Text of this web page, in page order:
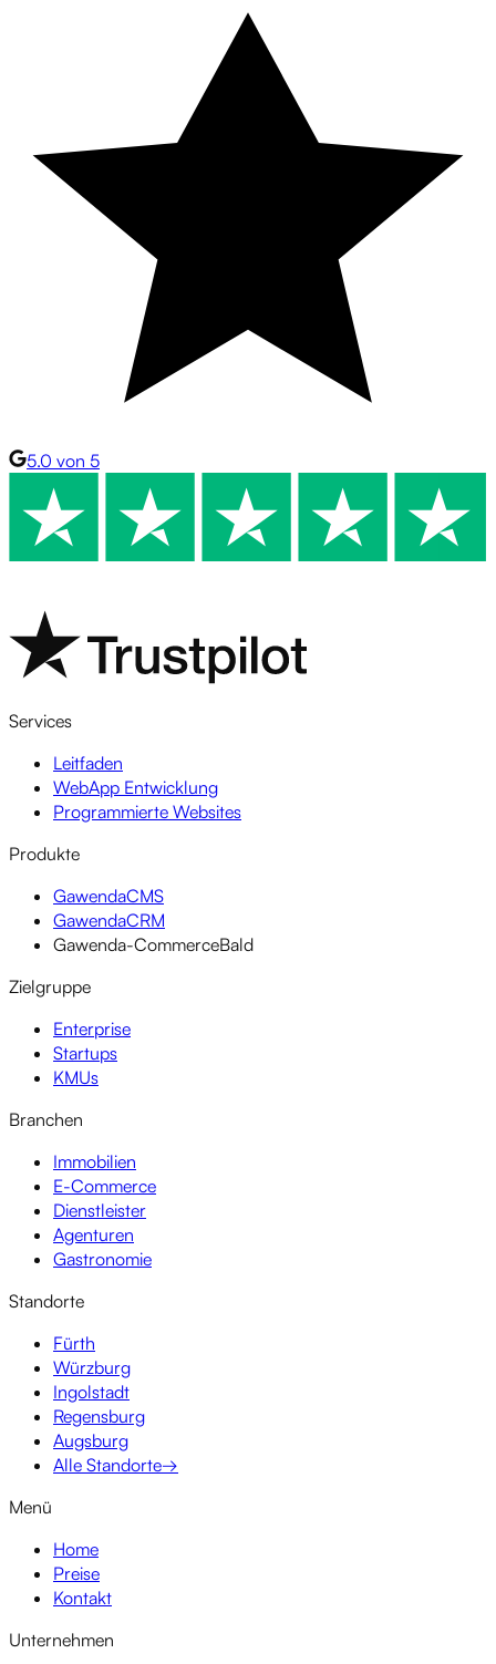
5.0 von 5
Services
Leitfaden
WebApp Entwicklung
Programmierte Websites
Produkte
GawendaCMS
GawendaCRM
Gawenda-CommerceBald
Zielgruppe
Enterprise
Startups
KMUs
Branchen
Immobilien
E-Commerce
Dienstleister
Agenturen
Gastronomie
Standorte
Fürth
Würzburg
Ingolstadt
Regensburg
Augsburg
Alle Standorte→
Menü
Home
Preise
Kontakt
Unternehmen